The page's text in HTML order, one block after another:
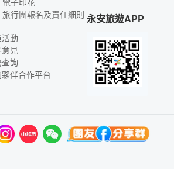
旅行團報名及責任細則
動
見
詢
伴合作平台
永安旅遊APP